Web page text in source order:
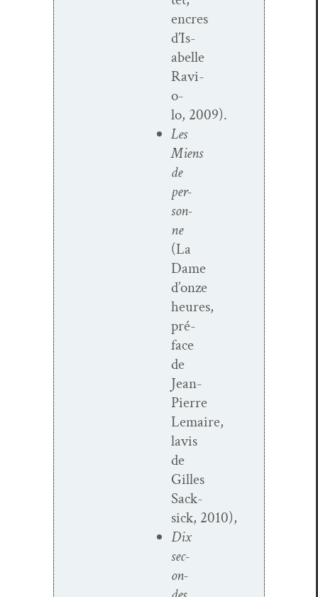
encres
d’Is­
abelle
Ravi­
o­
lo, 2009).
Les
Miens
de
per­
son­
ne
(La
Dame
d’onze
heures,
pré­
face
de
Jean-
Pierre
Lemaire,
lavis
de
Gilles
Sack­
sick, 2010),
Dix
sec­
on­